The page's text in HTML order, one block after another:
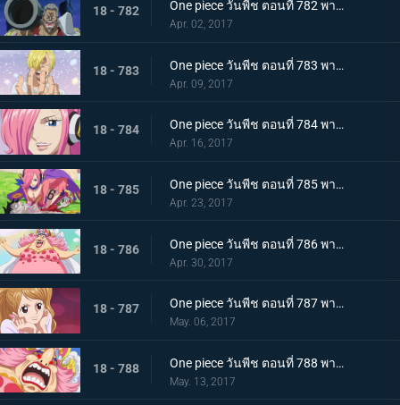
18 - 782 One piece วันพีช ตอนที่ 782 พากย์ไทย หมัดปีศาจตัดสินชี้ชะตา! ลูฟี่ปะทะแกรนท์!
Apr. 02, 2017
18 - 783 One piece วันพีช ตอนที่ 783 พากย์ไทย ซันจิกลับบ้าน สู่อาณาจักรของบิ๊กมัม
Apr. 09, 2017
18 - 784 One piece วันพีช ตอนที่ 784 พากย์ไทย 0 กับ 4 เผชิญหน้า ! เจอร์ม่า 66
Apr. 16, 2017
18 - 785 One piece วันพีช ตอนที่ 785 พากย์ไทย วิกฤตพิษร้าย ลูฟี่กับเรจู
Apr. 23, 2017
18 - 786 One piece วันพีช ตอนที่ 786 พากย์ไทย ท็อตโตะแลนด์ บิ๊กมัมปรากฏตัว
Apr. 30, 2017
18 - 787 One piece วันพีช ตอนที่ 787 พากย์ไทย ลูกสาวของสี่จักรพรรดิ พุดดิ้ง คู่หมั้นของซันจิ
May. 06, 2017
18 - 788 One piece วันพีช ตอนที่ 788 พากย์ไทย คลั่งสะท้านเมือง มัมผู้หิวกระหาย
May. 13, 2017